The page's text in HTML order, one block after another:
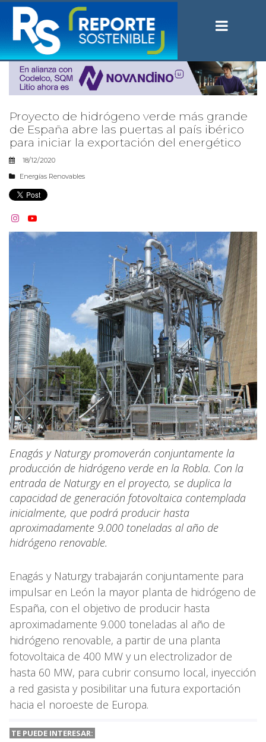
Proyecto de hidrógeno verde más grande
de España abre las puertas al país ibérico
para iniciar la exportación del energético
18/12/2020
Energías Renovables
 
Enagás y Naturgy promoverán conjuntamente la
producción de hidrógeno verde en la Robla. Con la
entrada de Naturgy en el proyecto, se duplica la
capacidad de generación fotovoltaica contemplada
inicialmente, que podrá producir hasta
aproximadamente 9.000 toneladas al año de
hidrógeno renovable.
Enagás y Naturgy trabajarán conjuntamente para
impulsar en León la mayor planta de hidrógeno de
España, con el objetivo de producir hasta
aproximadamente 9.000 toneladas al año de
hidrógeno renovable, a partir de una planta
fotovoltaica de 400 MW y un electrolizador de
hasta 60 MW, para cubrir consumo local, inyección
a red gasista y posibilitar una futura exportación
hacia el noroeste de Europa.
TE PUEDE INTERESAR: